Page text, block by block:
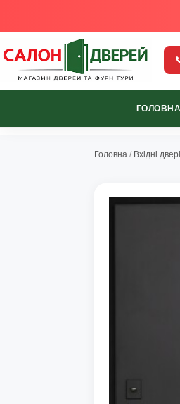
salon-dverey.com.ua - великий
067-489-58-29
ГОЛОВНА
Головна / Вхідні двері